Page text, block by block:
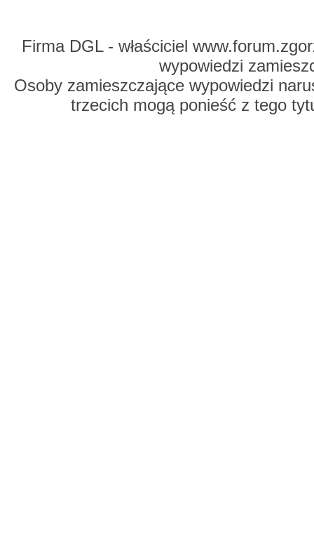
Firma DGL - właściciel
wypowiedzi
Osoby zamieszczające wypowiedzi
trzecich mogą ponieść z tego